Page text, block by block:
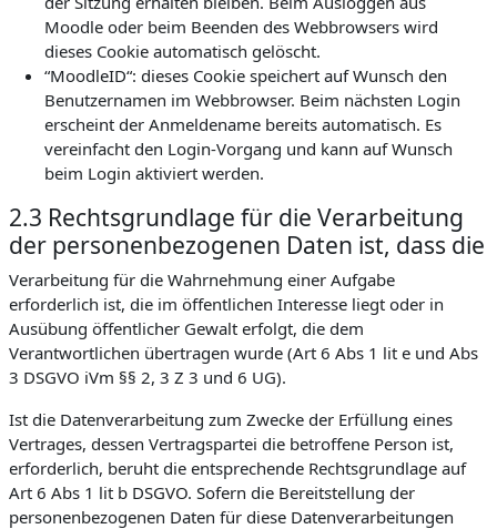
Moodle oder beim Beenden des Webbrowsers wird
dieses Cookie automatisch gelöscht.
“MoodleID“: dieses Cookie speichert auf Wunsch den
Benutzernamen im Webbrowser. Beim nächsten Login
erscheint der Anmeldename bereits automatisch. Es
vereinfacht den Login-Vorgang und kann auf Wunsch
beim Login aktiviert werden.
2.3 Rechtsgrundlage für die Verarbeitung
der personenbezogenen Daten ist, dass die
Verarbeitung für die Wahrnehmung einer Aufgabe
erforderlich ist, die im öffentlichen Interesse liegt oder in
Ausübung öffentlicher Gewalt erfolgt, die dem
Verantwortlichen übertragen wurde (Art 6 Abs 1 lit e und Abs
3 DSGVO iVm §§ 2, 3 Z 3 und 6 UG).
Ist die Datenverarbeitung zum Zwecke der Erfüllung eines
Vertrages, dessen Vertragspartei die betroffene Person ist,
erforderlich, beruht die entsprechende Rechtsgrundlage auf
Art 6 Abs 1 lit b DSGVO. Sofern die Bereitstellung der
personenbezogenen Daten für diese Datenverarbeitungen